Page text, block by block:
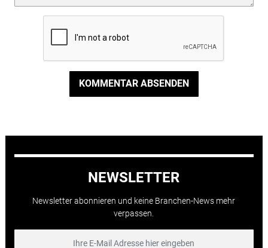
KOMMENTAR ABSENDEN
NEWSLETTER
Newsletter abonnieren und keine Branchen-News mehr
verpassen.